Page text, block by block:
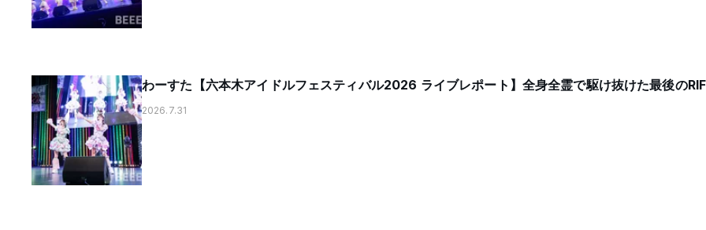
わーすた【六本木アイドルフェスティバル2026 ライブレポート】全身全霊で駆け抜けた最後のRIF
2026.7.31